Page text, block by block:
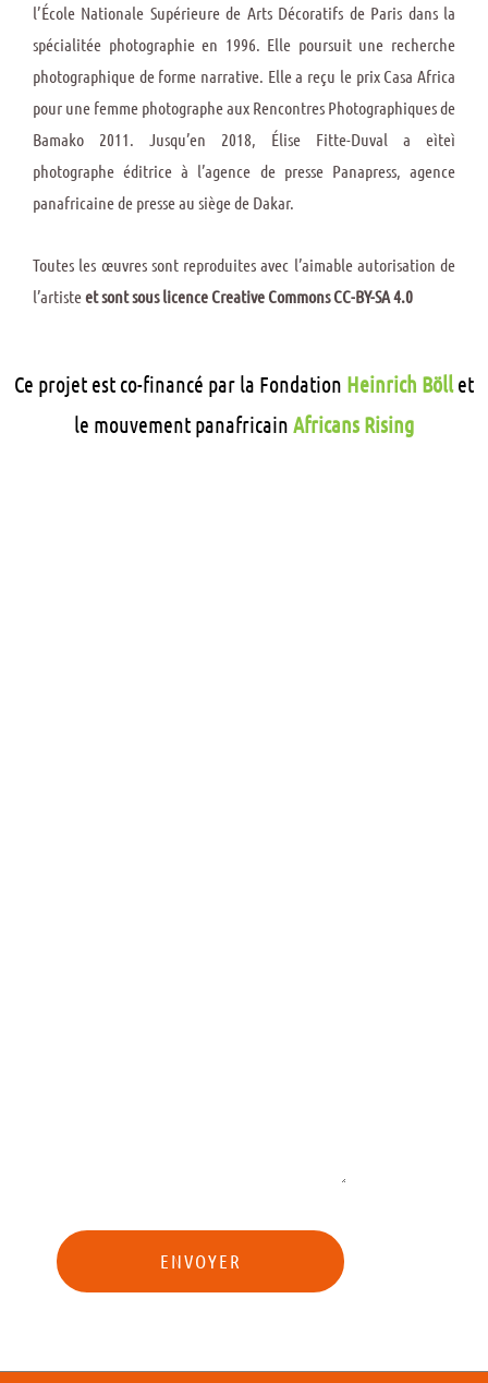
l’École Nationale Supérieure de Arts Décoratifs de Paris dans la
spécialitée photographie en 1996. Elle poursuit une recherche
photographique de forme narrative. Elle a reçu le prix Casa Africa
pour une femme photographe aux Rencontres Photographiques de
Bamako 2011. Jusqu’en 2018, Élise Fitte-Duval a eìteì
photographe éditrice à l’agence de presse Panapress, agence
panafricaine de presse au siège de Dakar.
Toutes les œuvres sont reproduites avec l’aimable autorisation de
l’artisteet sont sous licence Creative Commons CC-BY-SA 4.0
Ce projet est co-financé par la Fondation Heinrich Böllet
le mouvement panafricain Africans Rising
ENVOYER